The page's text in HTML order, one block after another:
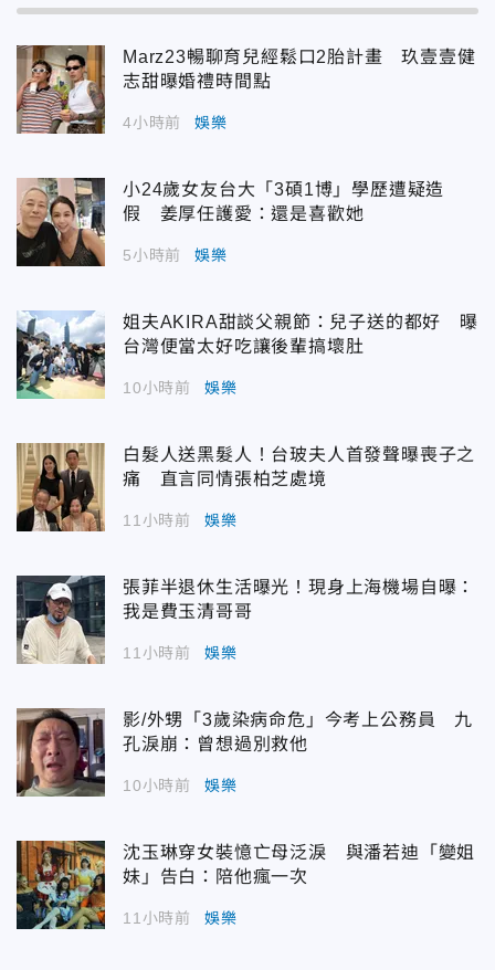
Marz23暢聊育兒經鬆口2胎計畫 玖壹壹健
志甜曝婚禮時間點
4小時前 娛樂
小24歲女友台大「3碩1博」學歷遭疑造
假 姜厚任護愛：還是喜歡她
5小時前 娛樂
姐夫AKIRA甜談父親節：兒子送的都好 曝
台灣便當太好吃讓後輩搞壞肚
10小時前 娛樂
白髮人送黑髮人！台玻夫人首發聲曝喪子之
痛 直言同情張柏芝處境
11小時前 娛樂
張菲半退休生活曝光！現身上海機場自曝：
我是費玉清哥哥
11小時前 娛樂
影/外甥「3歲染病命危」今考上公務員 九
孔淚崩：曾想過別救他
10小時前 娛樂
沈玉琳穿女裝憶亡母泛淚 與潘若迪「變姐
妹」告白：陪他瘋一次
11小時前 娛樂